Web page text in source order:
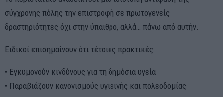
σύγχρονης πόλης την επιστροφή σε πρωτογενείς
δραστηριότητες όχι στην ύπαιθρο, αλλά… πάνω από αυτήν.
Ειδικοί επισημαίνουν ότι τέτοιες πρακτικές:
• Εγκυμονούν κινδύνους για τη δημόσια υγεία
• Παραβιάζουν κανονισμούς υγιεινής και πολεοδομίας